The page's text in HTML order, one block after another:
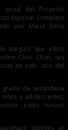
social del Proyecto
Especial Complejo
por María Elena
aseguró que estos
Chan Chan, sus
en este sitio del
de secundaria
y adolescentes,
estos nuevos
quienes se